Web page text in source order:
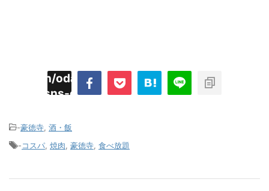
odaiji.com/public_html/blog/wp-
sns-count-cache/sns-count-
-豪徳寺 酒・飯
-コスパ 焼肉 豪徳寺 食べ放題